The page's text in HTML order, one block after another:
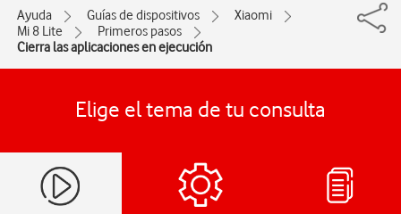
Ayuda Guías de dispositivos
Xiaomi
Mi 8 Lite
Primeros pasos
Cierra las aplicaciones en ejecución
Elige el tema de tu consulta